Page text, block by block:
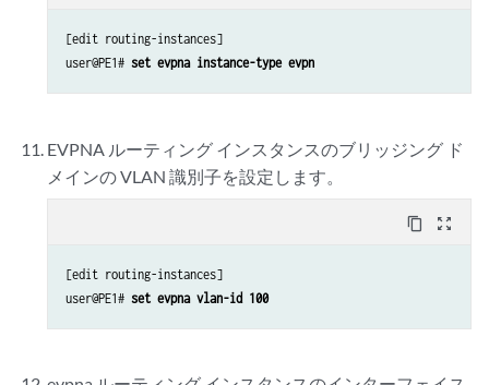
[edit routing-instances]
user@PE1# set evpna instance-type evpn
EVPNA ルーティング インスタンスのブリッジング ド
メインの VLAN 識別子を設定します。
content_copy zoom_out_map
[edit routing-instances]
user@PE1# set evpna vlan-id 100